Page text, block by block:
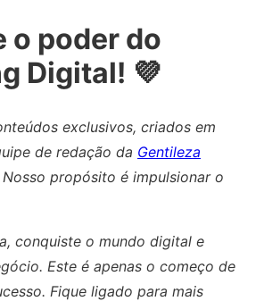
o poder do
Digital! 💜
exclusivos, criados em
de redação da Gentileza
Nosso propósito é impulsionar o
conquiste o mundo digital e
Este é apenas o começo de
Fique ligado para mais